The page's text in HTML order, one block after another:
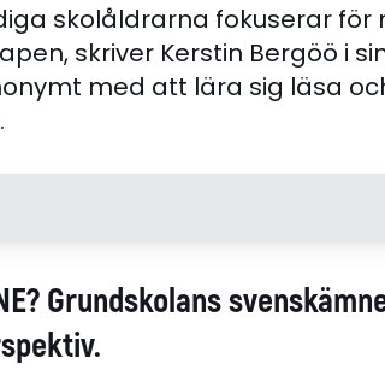
skolåldrarna fokuserar
skriver Kerstin Bergöö i
med att lära sig läsa
Professor Frøydis Hertzberg,
Universitetet i Oslo
Grundskolans